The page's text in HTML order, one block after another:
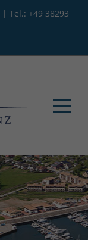
| Tel.: +49 38293